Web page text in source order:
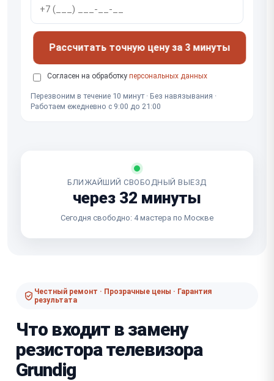
Рассчитать точную цену за 3 минуты
Согласен на обработку персональных данных
Перезвоним в течение 10 минут · Без навязывания ·
Работаем ежедневно с 9:00 до 21:00
БЛИЖАЙШИЙ СВОБОДНЫЙ ВЫЕЗД
через 32 минуты
Сегодня свободно: 4 мастера по Москве
Честный ремонт · Прозрачные цены · Гарантия
результата
Что входит в замену
резистора телевизора
Grundig